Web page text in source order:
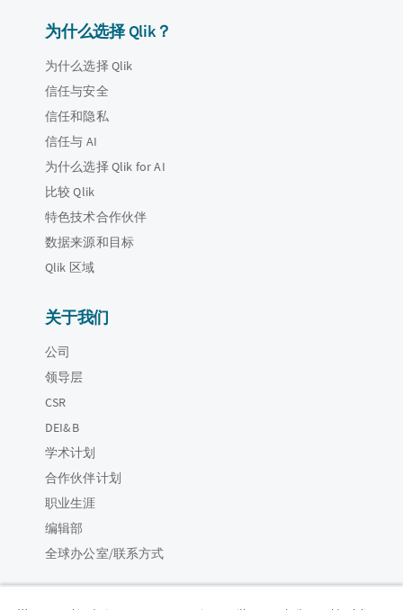
为什么选择 Qlik？
为什么选择 Qlik
信任与安全
信任和隐私
信任与 AI
为什么选择 Qlik for AI
比较 Qlik
特色技术合作伙伴
数据来源和目标
Qlik 区域
关于我们
公司
领导层
CSR
DEI&B
学术计划
合作伙伴计划
职业生涯
编辑部
全球办公室/联系方式